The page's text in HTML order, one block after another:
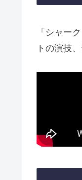
「シャー
トの演技